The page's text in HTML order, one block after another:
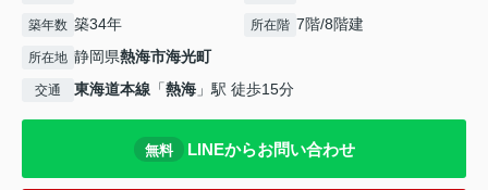
築年数 築34年 所在階 7階/8階建
所在地 静岡県熱海市海光町
交通 東海道本線 「熱海 」駅 徒歩15分
無料 LINEからお問い合わせ